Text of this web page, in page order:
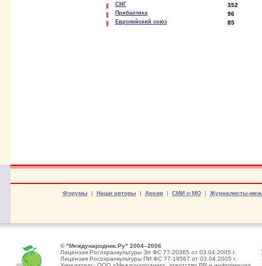
СНГ 352
Прибалтика 96
Европейский союз 85
Форумы | Наши авторы | Архив| СМИ о МО| Журналисты-
© "Международник.Ру" 2004–2006
Лицензия Росохранкультуры Эл ФС 77-20365 от 03.04.2005 г.
Лицензия Росохранкультуры ПИ ФС 77-19567 от 03.04.2005 г.